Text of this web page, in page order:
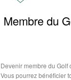
Membre du
Devenir membre du Golf
Vous pourrez bénéficier